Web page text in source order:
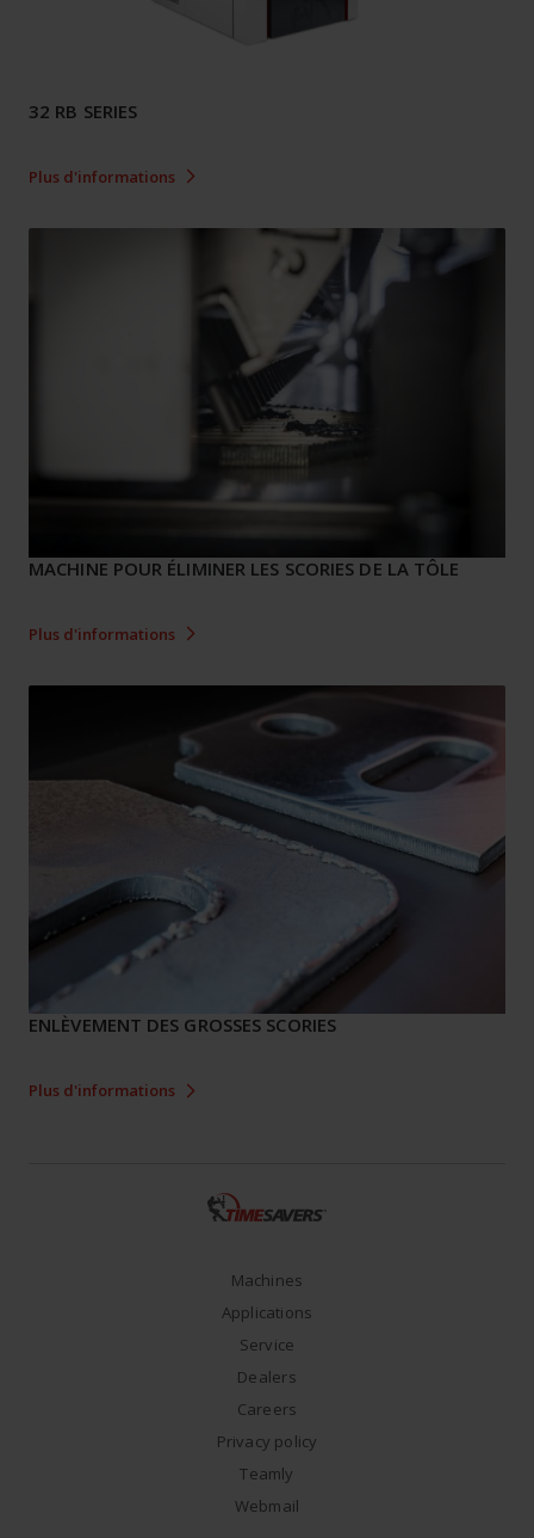
32 RB SERIES
Plus d'informations
MACHINE POUR ÉLIMINER LES SCORIES DE LA TÔLE
Plus d'informations
ENLÈVEMENT DES GROSSES SCORIES
Plus d'informations
Machines
Applications
Service
Dealers
Careers
Privacy policy
Teamly
Webmail